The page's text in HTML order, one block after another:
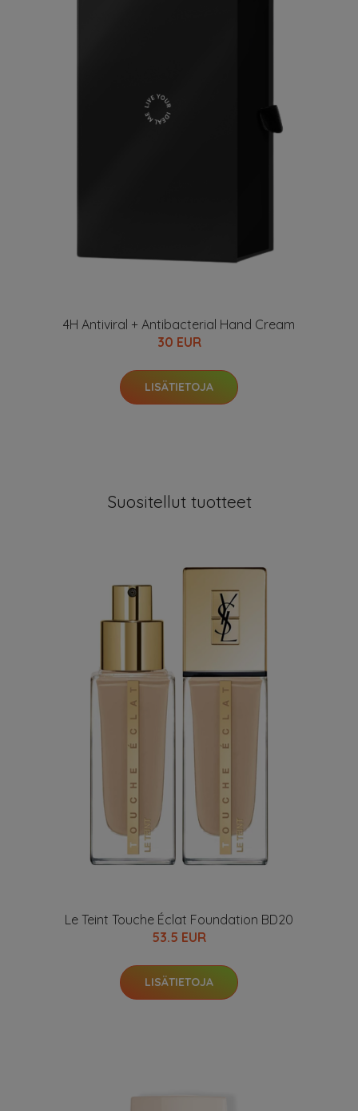
4H Antiviral + Antibacterial Hand Cream
30 EUR
LISÄTIETOJA
Suositellut tuotteet
Le Teint Touche Éclat Foundation BD20
53.5 EUR
LISÄTIETOJA